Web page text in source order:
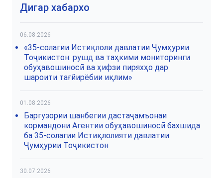
Дигар хабархо
06.08.2026
«35-солагии Истиқлоли давлатии Ҷумҳурии
Тоҷикистон: рушд ва таҳкими мониторинги
обуҳавошиносӣ ва ҳифзи пиряхҳо дар
шароити тағйирёбии иқлим»
01.08.2026
Баргузории шанбегии дастаҷамъонаи
кормандони Агентии обуҳавошиносӣ бахшида
ба 35-солагии Истиқлолияти давлатии
Ҷумҳурии Тоҷикистон
30.07.2026